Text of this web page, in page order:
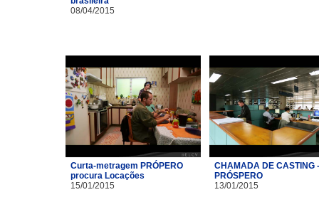
08/04/2015
Curta-metragem PRÓPERO
procura Locações
15/01/2015
CHAMADA DE CASTING -
PRÓSPERO
13/01/2015